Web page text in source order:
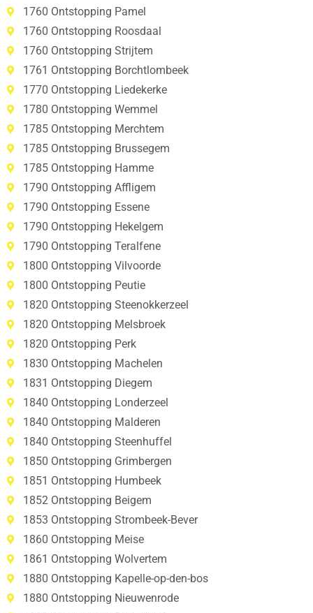
1760 Ontstopping Pamel
1760 Ontstopping Roosdaal
1760 Ontstopping Strijtem
1761 Ontstopping Borchtlombeek
1770 Ontstopping Liedekerke
1780 Ontstopping Wemmel
1785 Ontstopping Merchtem
1785 Ontstopping Brussegem
1785 Ontstopping Hamme
1790 Ontstopping Affligem
1790 Ontstopping Essene
1790 Ontstopping Hekelgem
1790 Ontstopping Teralfene
1800 Ontstopping Vilvoorde
1800 Ontstopping Peutie
1820 Ontstopping Steenokkerzeel
1820 Ontstopping Melsbroek
1820 Ontstopping Perk
1830 Ontstopping Machelen
1831 Ontstopping Diegem
1840 Ontstopping Londerzeel
1840 Ontstopping Malderen
1840 Ontstopping Steenhuffel
1850 Ontstopping Grimbergen
1851 Ontstopping Humbeek
1852 Ontstopping Beigem
1853 Ontstopping Strombeek-Bever
1860 Ontstopping Meise
1861 Ontstopping Wolvertem
1880 Ontstopping Kapelle-op-den-bos
1880 Ontstopping Nieuwenrode